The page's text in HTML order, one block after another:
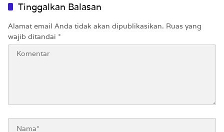
Tinggalkan Balasan
Alamat email Anda tidak akan dipublikasikan. Ruas yang
wajib ditandai *